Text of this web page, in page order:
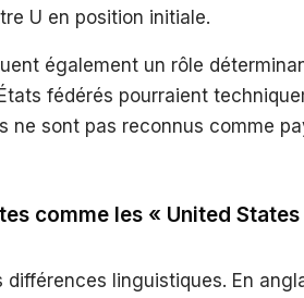
U en position initiale.
également un rôle
fédérés pourraient
ne sont pas reconnus comme
comme les « United
linguistiques. En